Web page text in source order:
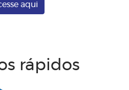
aqui
rápidos